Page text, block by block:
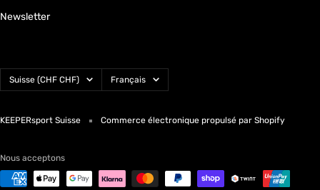
Newsletter
Pays/région
Suisse (CHF CHF) Langue
Français
KEEPERsport Suisse Commerce électronique propulsé par Shopify
Nous acceptons